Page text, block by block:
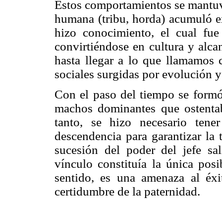
Estos comportamientos se
humana (tribu, horda) acumuló
hizo conocimiento, el cual fue
convirtiéndose en cultura y
hasta llegar a lo que llamamos
sociales surgidas por evolución
Con el paso del tiempo se
machos dominantes que
tanto, se hizo necesario
descendencia para garantizar
sucesión del poder del jefe
vínculo constituía la única
sentido, es una amenaza al
certidumbre de la paternidad.